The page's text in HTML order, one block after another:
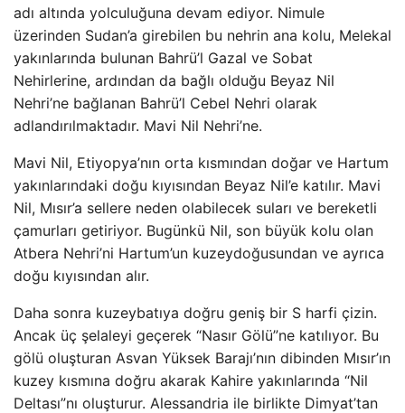
adı altında yolculuğuna devam ediyor. Nimule
üzerinden Sudan’a girebilen bu nehrin ana kolu, Melekal
yakınlarında bulunan Bahrü’l Gazal ve Sobat
Nehirlerine, ardından da bağlı olduğu Beyaz Nil
Nehri’ne bağlanan Bahrü’l Cebel Nehri olarak
adlandırılmaktadır. Mavi Nil Nehri’ne.
Mavi Nil, Etiyopya’nın orta kısmından doğar ve Hartum
yakınlarındaki doğu kıyısından Beyaz Nil’e katılır. Mavi
Nil, Mısır’a sellere neden olabilecek suları ve bereketli
çamurları getiriyor. Bugünkü Nil, son büyük kolu olan
Atbera Nehri’ni Hartum’un kuzeydoğusundan ve ayrıca
doğu kıyısından alır.
Daha sonra kuzeybatıya doğru geniş bir S harfi çizin.
Ancak üç şelaleyi geçerek “Nasır Gölü”ne katılıyor. Bu
gölü oluşturan Asvan Yüksek Barajı’nın dibinden Mısır’ın
kuzey kısmına doğru akarak Kahire yakınlarında “Nil
Deltası”nı oluşturur. Alessandria ile birlikte Dimyat’tan